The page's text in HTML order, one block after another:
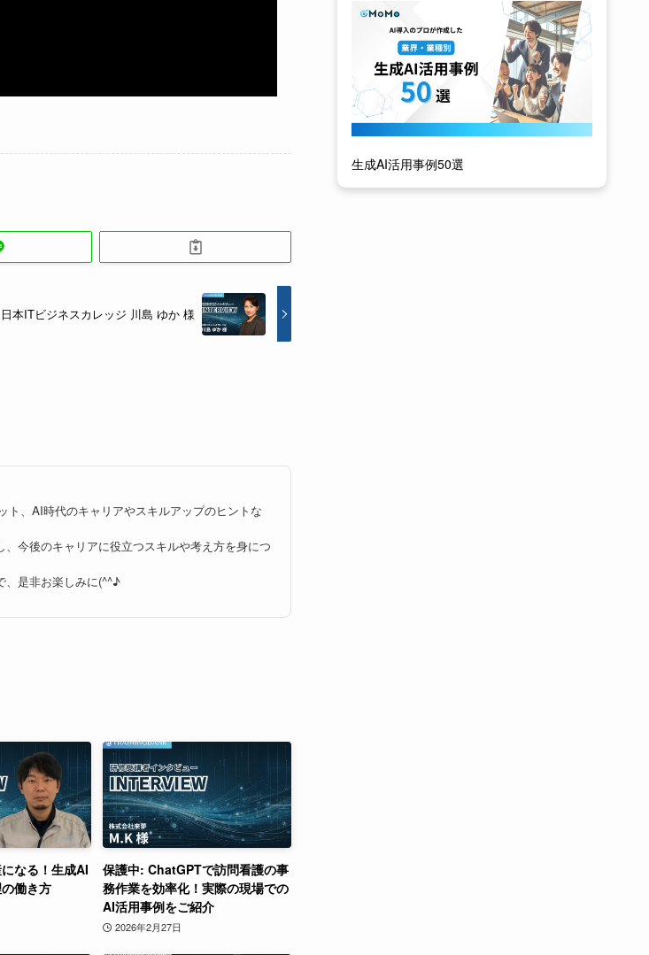
日本ITビジネスカレッジ 川島 ゆか 様
、AI時代のキャリアやスキルアップのヒントな
今後のキャリアに役立つスキルや考え方を身につ
、是非お楽しみに(^^♪
なる！生成AI
働き方
保護中: ChatGPTで訪問看護の事
務作業を効率化！実際の現場での
AI活用事例をご紹介
2026年2月27日
生成AI活用事例50選